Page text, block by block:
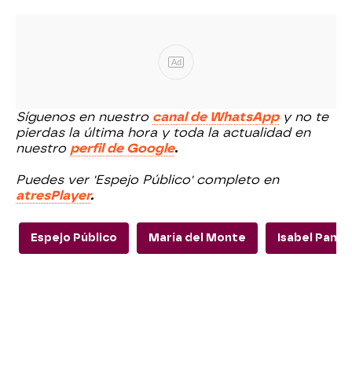
Ad
Síguenos en nuestro canal de WhatsAppy no te
pierdas la última hora y toda la actualidad en
nuestro perfil de Google.
Puedes ver 'Espejo Público' completo en
atresPlayer.
Espejo Público María del Monte Isabel